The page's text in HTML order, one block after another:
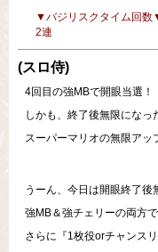
▼バジリスクタイム回数
2連
(スロ侍)
4回目の強MBで開眼当選！
しかも、終了後無限になっ
スーパーマリオの無限アッ
うーん、今日は開眼終了後
強MB＆強チェリーの両方
さらに『1枚役orチャンス